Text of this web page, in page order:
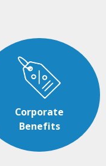
Corporate
Benefits